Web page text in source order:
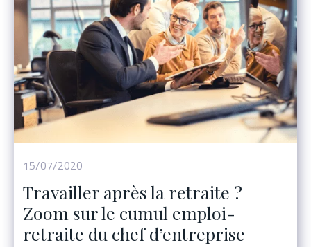
Événement
15/07/2020
Travailler après la retraite ?
Zoom sur le cumul emploi-
retraite du chef d’entreprise